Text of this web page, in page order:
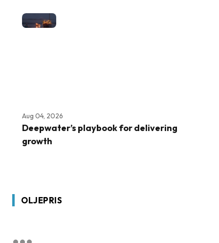
Aug 04, 2026
Deepwater’s playbook for delivering
growth
OLJEPRIS